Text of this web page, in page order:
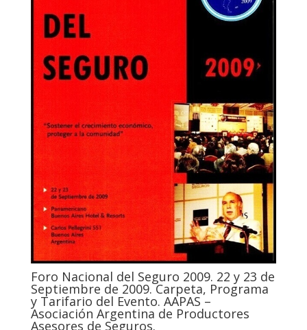
Foro Nacional del Seguro 2009. 22 y 23 de
Septiembre de 2009. Carpeta, Programa
y Tarifario del Evento. AAPAS –
Asociación Argentina de Productores
Asesores de Seguros.